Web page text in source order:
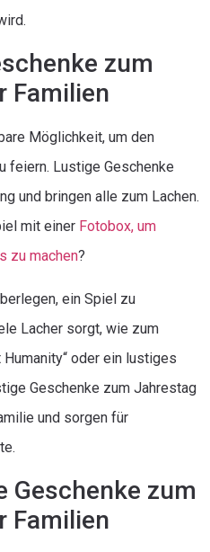
zum
Familien
Möglichkeit, um den
feiern. Lustige Geschenke
und bringen alle zum Lachen.
mit einer Fotobox, um
zu machen?
ein Spiel zu
Lacher sorgt, wie zum
oder ein lustiges
Geschenke zum Jahrestag
und sorgen für
Geschenke zum
Familien